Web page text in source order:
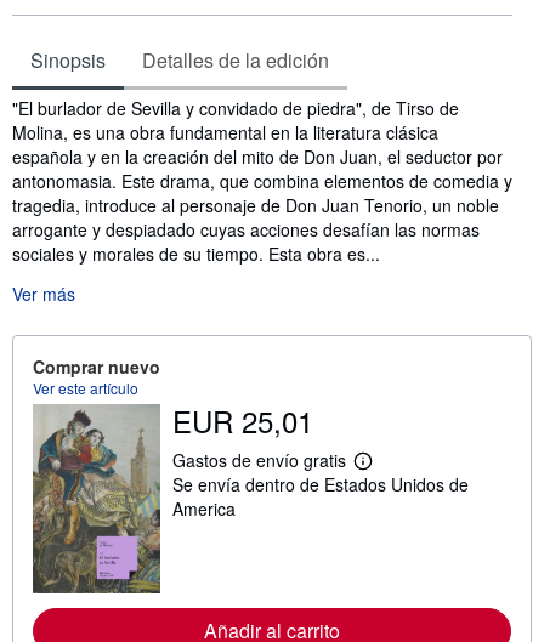
Sinopsis Detalles de la edición
Sinopsis
"El burlador de Sevilla y convidado de piedra", de Tirso de
Molina, es una obra fundamental en la literatura clásica
española y en la creación del mito de Don Juan, el seductor por
antonomasia. Este drama, que combina elementos de comedia y
tragedia, introduce al personaje de Don Juan Tenorio, un noble
arrogante y despiadado cuyas acciones desafían las normas
sociales y morales de su tiempo. Esta obra es...
Ver más
Comprar nuevo
Ver este artículo
EUR 25,01
Gastos de envío gratis
M
á
m
Se envía dentro de Estados Unidos de
America
Añadir al carrito